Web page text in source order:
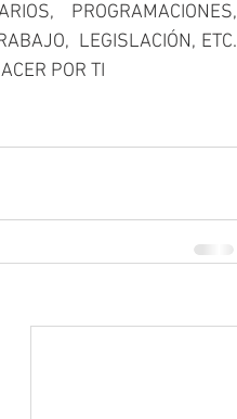
PROGRAMACIONES,
LEGISLACIÓN, ETC.
POR TI